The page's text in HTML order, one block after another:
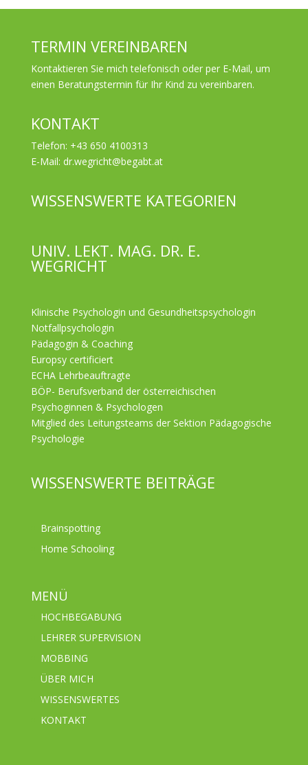
TERMIN VEREINBAREN
Kontaktieren Sie mich telefonisch oder per E-Mail, um
einen Beratungstermin für Ihr Kind zu vereinbaren.
KONTAKT
Telefon: +43 650 4100313
E-Mail: dr.wegricht@begabt.at
WISSENSWERTE KATEGORIEN
UNIV. LEKT. MAG. DR. E.
WEGRICHT
Klinische Psychologin und Gesundheitspsychologin
Notfallpsychologin
Pädagogin & Coaching
Europsy certificiert
ECHA Lehrbeauftragte
BÖP- Berufsverband der österreichischen
Psychoginnen & Psychologen
Mitglied des Leitungsteams der Sektion Pädagogische
Psychologie
WISSENSWERTE BEITRÄGE
Brainspotting
Home Schooling
MENÜ
HOCHBEGABUNG
LEHRER SUPERVISION
MOBBING
ÜBER MICH
WISSENSWERTES
KONTAKT